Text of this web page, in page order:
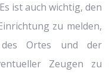
ist auch wichtig, den
zu melden,
des Ortes und der
Zeugen zu